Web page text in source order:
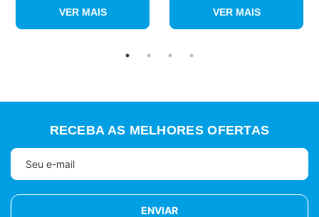
VER MAIS VER MAIS
RECEBA AS MELHORES OFERTAS
ENVIAR